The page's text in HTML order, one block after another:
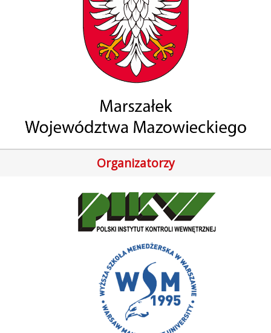
Organizatorzy